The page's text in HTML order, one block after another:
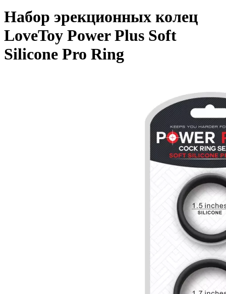
Набор эрекционных колец
LoveToy Power Plus Soft
Silicone Pro Ring